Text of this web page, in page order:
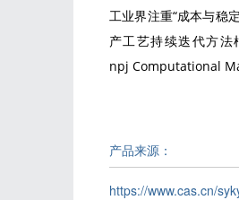
工业界注重“成本与稳
产工艺持续迭代方
npj Computational
产品来源：
https://www.cas.cn/